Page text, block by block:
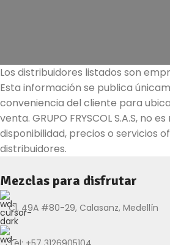
Los distribuidores listados son
Esta información se publica
conveniencia del cliente para
venta. GRUPO FRYSCOL S.A.S, no
disponibilidad, precios o servicios
distribuidores.
Mezclas para disfrutar
Cl. 49A #80-29, Calasanz, Medellín